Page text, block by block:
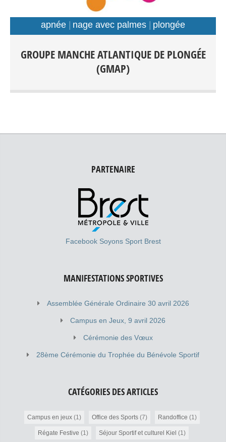
public: Débutants-Loisir-Compétition Entraînements:
Piscines: Foch, Kerhallet, Recouvrance, Rade de Brest et
apnée nage avec palmes plongée
GROUPE MANCHE ATLANTIQUE DE PLONGÉE
(GMAP)
PARTENAIRE
Facebook Soyons Sport Brest
MANIFESTATIONS SPORTIVES
Assemblée Générale Ordinaire 30 avril 2026
Campus en Jeux, 9 avril 2026
Cérémonie des Vœux
28ème Cérémonie du Trophée du Bénévole Sportif
CATÉGORIES DES ARTICLES
Campus en jeux(1) Office des Sports(7) Randoffice (1)
Régate Festive (1) Séjour Sportif et culturel Kiel (1)